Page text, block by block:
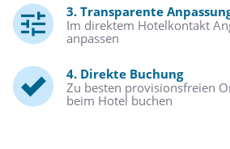
3. Transparente
Im direktem Hotelkontakt
anpassen
4. Direkte Buchung
Zu besten provisionsfreien
beim Hotel buchen